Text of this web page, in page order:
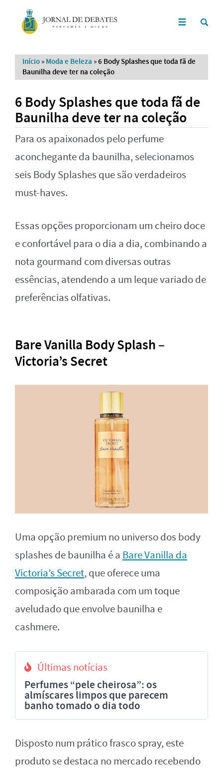
Início » Moda e Beleza »6 Body Splashes que toda fã de
Baunilha deve ter na coleção
6 Body Splashes que toda fã de
Baunilha deve ter na coleção
Para os apaixonados pelo perfume
aconchegante da baunilha, selecionamos
seis Body Splashes que são verdadeiros
must-haves.
Essas opções proporcionam um cheiro doce
e confortável para o dia a dia, combinando a
nota gourmand com diversas outras
essências, atendendo a um leque variado de
preferências olfativas.
Bare Vanilla Body Splash –
Victoria’s Secret
Uma opção premium no universo dos body
splashes de baunilha é a Bare Vanilla da
Victoria’s Secret, que oferece uma
composição ambarada com um toque
aveludado que envolve baunilha e
cashmere.
Últimas notícias
Perfumes “pele cheirosa”: os
almíscares limpos que parecem
banho tomado o dia todo
Disposto num prático frasco spray, este
produto se destaca no mercado recebendo